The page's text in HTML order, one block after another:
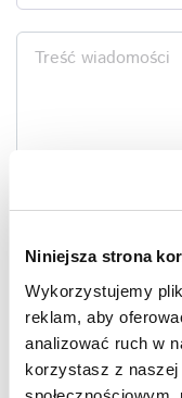
Niniejsza strona
Wykorzystujemy
reklam, aby
analizować ruch w
korzystasz z naszej
Treść wiadomości
account_circle Wyczyść
Wyślij wiadomość